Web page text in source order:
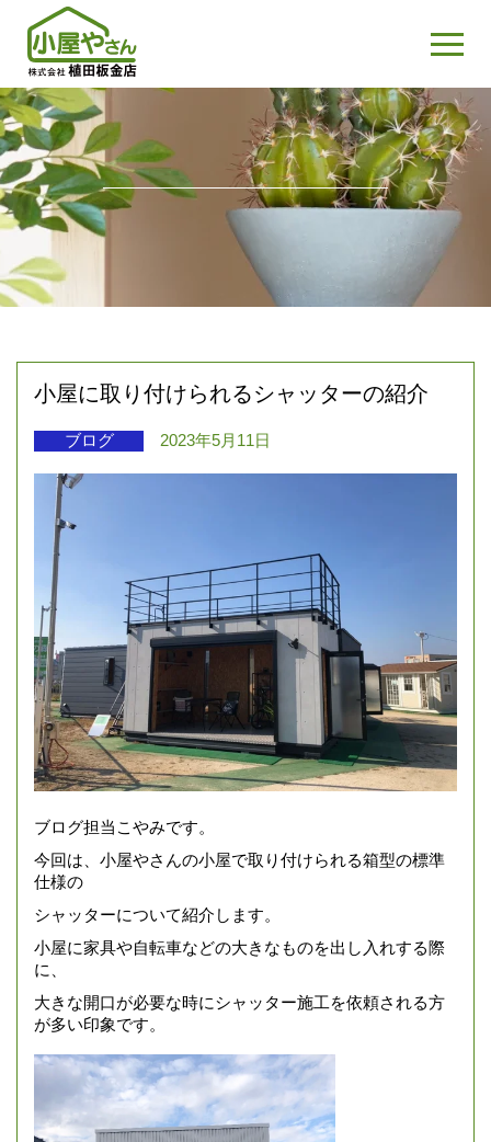
小屋に取り付けられるシャッターの紹介
ブログ 2023年5月11日
ブログ担当こやみです。
今回は、小屋やさんの小屋で取り付けられる箱型の標準
仕様の
シャッターについて紹介します。
小屋に家具や自転車などの大きなものを出し入れする際
に、
大きな開口が必要な時にシャッター施工を依頼される方
が多い印象です。